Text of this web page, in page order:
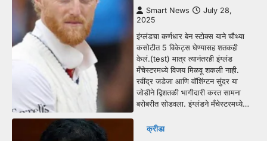
Smart News
July 28,
2025
इंग्लंडचा कर्णधार बेन स्टोक्स याने चौथ्या
कसोटीत 5 विकेट्स घेण्यासह शतकही
केलं.(test) मात्र त्यानंतरही इंग्लंड
मँचेस्टरमध्ये विजय मिळवू शकली नाही.
रवींद्र जडेजा आणि वॉशिंग्टन सुंदर या
जोडीने द्विशतकी भागीदारी करत सामना
बरोबरीत सोडवला. इंग्लंडने मँचेस्टरमध्ये…
क्रीडा